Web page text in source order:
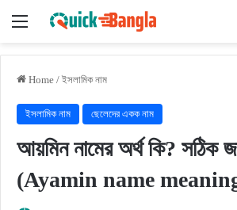
Menu
Home / ইসলামিক নাম
ইসলামিক নাম ছেলেদের একক নাম
আয়মিন নামের অর্থ কি? সঠিক
(Ayamin name